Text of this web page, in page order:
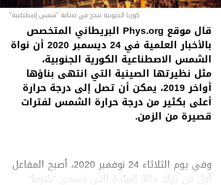
كوريا الجنوبية تنجح في صناعة "شمس إصطناعية"
قال موقع Phys.org البريطاني المتخصص
بالأخبار العلمية في 24 ديسمبر 2020 أن نواة
الشمس الاصطناعية الكورية الجنوبية،
مثل نظيرتها الصينية التي انتهى بناؤها
أواخر 2019، يمكن أن تصل إلى درجة حرارة
أعلى بكثير من درجة حرارة الشمس لفترات
قصيرة من الزمن.
وفي يوم الثلاثاء 24 نوفمبر 2020، أصبح المفاعل
أول من يولد حالة المادة التي تسمى “بلازما”